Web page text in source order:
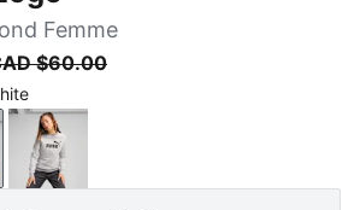
Femme
$60.00
WhiteLight Gray Heather